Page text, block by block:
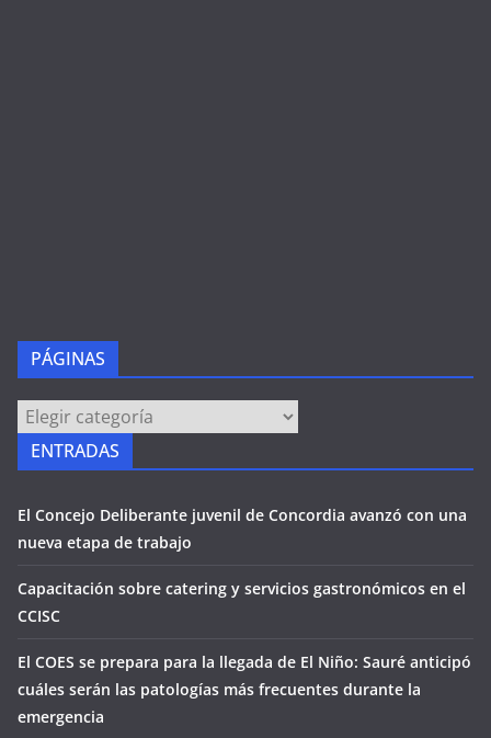
PÁGINAS
PÁGINAS
ENTRADAS
El Concejo Deliberante juvenil de Concordia avanzó con una
nueva etapa de trabajo
Capacitación sobre catering y servicios gastronómicos en el
CCISC
El COES se prepara para la llegada de El Niño: Sauré anticipó
cuáles serán las patologías más frecuentes durante la
emergencia